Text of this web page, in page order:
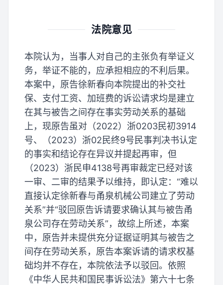
法院意见
本院认为，当事人对自己的主张负有举证义
务，举证不能的，应承担相应的不利后果。
本案中，原告徐新春向本院提出的补交社
保、支付工资、加班费的诉讼请求均是建立
在其与被告之间存在事实劳动关系的基础
上，现原告虽对（2022）浙0203民初3914
号、（2023）浙02民终9号民事判决书认定
的事实和结论存在异议并提起再审，但
（2023）浙民申4138号再审裁定已经对该
一审、二审的结果予以维持，即认定：“难以
直接认定徐新春与甬泉机械公司建立了劳动
关系”并“驳回原告诉请要求确认其与被告甬
泉公司存在劳动关系”，故综上所述，本案
中，原告并未提供充分证据证明其与被告之
间存在劳动关系，原告本案诉请的请求权基
础均并不存在，本院依法予以驳回。依照
《中华人民共和国民事诉讼法》第六十七条